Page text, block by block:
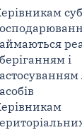
і